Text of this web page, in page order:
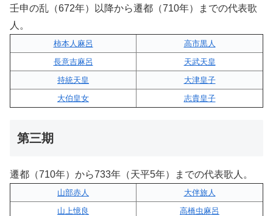
壬申の乱（672年）以降から遷都（710年）までの代表歌
人。
柿本人麻呂
高市黒人
長意吉麻呂
天武天皇
持統天皇
大津皇子
大伯皇女
志貴皇子
第三期
遷都（710年）から733年（天平5年）までの代表歌人。
山部赤人
大伴旅人
山上憶良
高橋虫麻呂